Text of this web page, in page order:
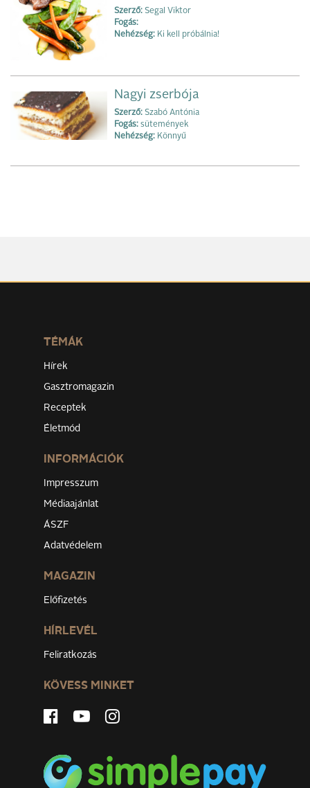
Szerző: Segal Viktor
Fogás:
Nehézség: Ki kell próbálnia!
Nagyi zserbója
Szerző: Szabó Antónia
Fogás: sütemények
Nehézség: Könnyű
TÉMÁK
Hírek
Gasztromagazin
Receptek
Életmód
INFORMÁCIÓK
Impresszum
Médiaajánlat
ÁSZF
Adatvédelem
MAGAZIN
Előfizetés
HÍRLEVÉL
Feliratkozás
KÖVESS MINKET